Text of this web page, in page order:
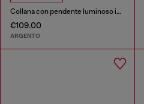
Collana con pendente luminoso in acciaio
€109.00
ARGENTO